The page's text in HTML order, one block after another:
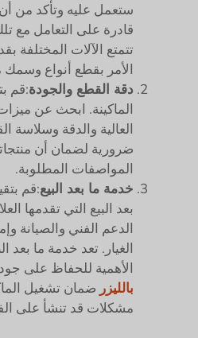
ستعمل عليه وتأكد من أن
قادرة على التعامل مع
تتمتع الآلات المختلفة
الأمر بقطع أنواع
دقة القطع والجودة:قم
الماكينة. ابحث عن
العالية والدقة وسلاسة
ضرورية لضمان أن
المواصفات المطلوبة.
خدمة ما بعد البيع:قم
بعد البيع التي تقدمها
الدعم الفني والصيانة
الغيار. تعد خدمة ما بعد
الأهمية للحفاظ على
بالليزر ضمان تشغيل
مشكلات قد تنشأ على